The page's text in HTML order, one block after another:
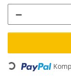
Loading...